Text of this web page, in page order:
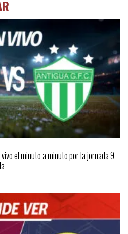
el minuto a minuto por la jornada 9